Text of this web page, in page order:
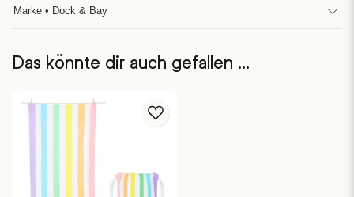
Marke • Dock & Bay
Das könnte dir auch gefallen …